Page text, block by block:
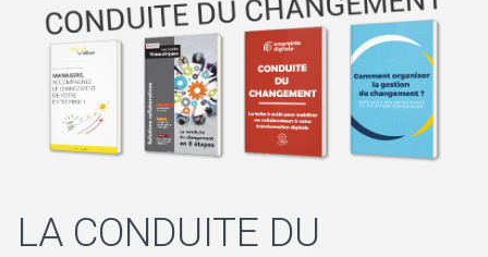
LA CONDUITE DU